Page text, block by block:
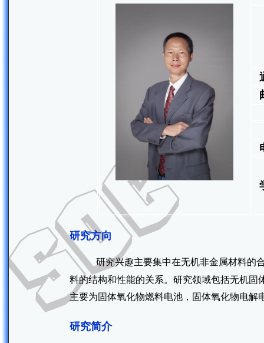
研究方向
研究兴趣主要集中在无机非金属材料的
料的结构和性能的关系。研究领域包括无机
主要为固体氧化物燃料电池，固体氧化物电解
研究简介